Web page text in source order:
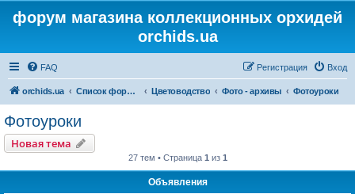
форум магазина коллекционных орхидей
orchids.ua
FAQ Вход
Регистрация
orchids.ua Список форумов Цветоводство Фото - архивы Фотоуроки
Фотоуроки
Новая тема
27 тем • Страница 1 из 1
Объявления